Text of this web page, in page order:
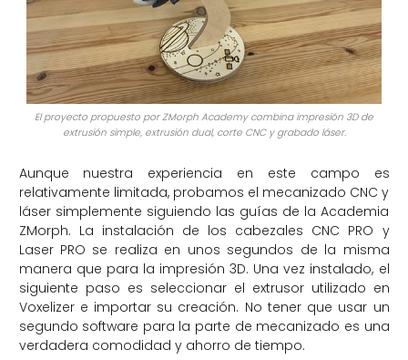
El proyecto propuesto por ZMorph Academy combina impresión 3D de
extrusión simple, extrusión dual, corte CNC y grabado láser.
Aunque nuestra experiencia en este campo es
relativamente limitada, probamos el mecanizado CNC y
láser simplemente siguiendo las guías de la Academia
ZMorph. La instalación de los cabezales CNC PRO y
Laser PRO se realiza en unos segundos de la misma
manera que para la impresión 3D. Una vez instalado, el
siguiente paso es seleccionar el extrusor utilizado en
Voxelizer e importar su creación. No tener que usar un
segundo software para la parte de mecanizado es una
verdadera comodidad y ahorro de tiempo.